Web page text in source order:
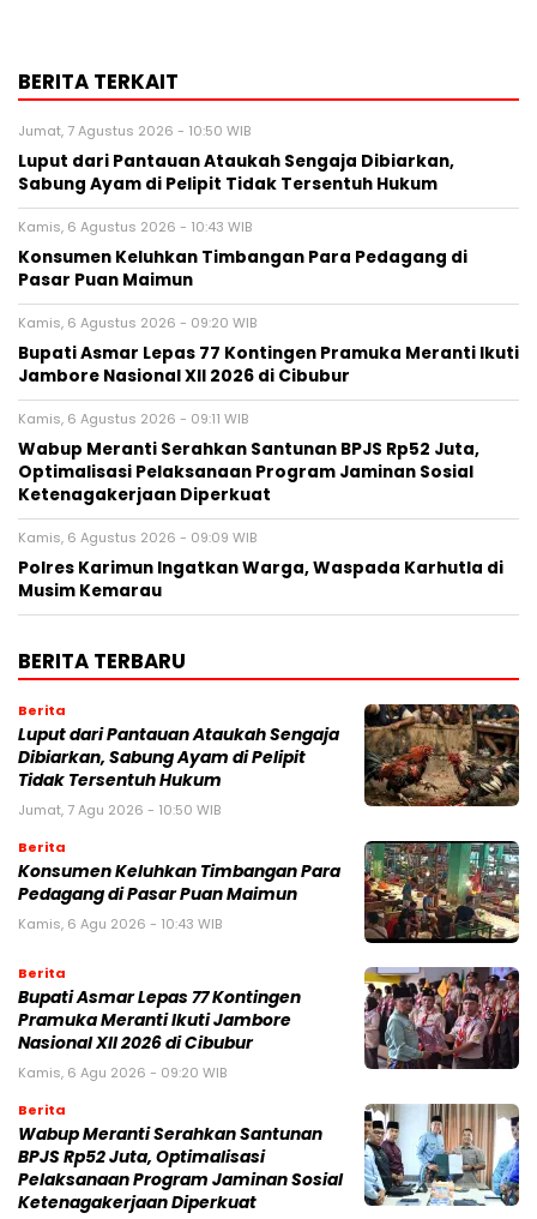
BERITA TERKAIT
Jumat, 7 Agustus 2026 - 10:50 WIB
Luput dari Pantauan Ataukah Sengaja Dibiarkan,
Sabung Ayam di Pelipit Tidak Tersentuh Hukum
Kamis, 6 Agustus 2026 - 10:43 WIB
Konsumen Keluhkan Timbangan Para Pedagang di
Pasar Puan Maimun
Kamis, 6 Agustus 2026 - 09:20 WIB
Bupati Asmar Lepas 77 Kontingen Pramuka Meranti Ikuti
Jambore Nasional XII 2026 di Cibubur
Kamis, 6 Agustus 2026 - 09:11 WIB
Wabup Meranti Serahkan Santunan BPJS Rp52 Juta,
Optimalisasi Pelaksanaan Program Jaminan Sosial
Ketenagakerjaan Diperkuat
Kamis, 6 Agustus 2026 - 09:09 WIB
Polres Karimun Ingatkan Warga, Waspada Karhutla di
Musim Kemarau
BERITA TERBARU
Berita
Luput dari Pantauan Ataukah Sengaja
Dibiarkan, Sabung Ayam di Pelipit
Tidak Tersentuh Hukum
Jumat, 7 Agu 2026 - 10:50 WIB
Berita
Konsumen Keluhkan Timbangan Para
Pedagang di Pasar Puan Maimun
Kamis, 6 Agu 2026 - 10:43 WIB
Berita
Bupati Asmar Lepas 77 Kontingen
Pramuka Meranti Ikuti Jambore
Nasional XII 2026 di Cibubur
Kamis, 6 Agu 2026 - 09:20 WIB
Berita
Wabup Meranti Serahkan Santunan
BPJS Rp52 Juta, Optimalisasi
Pelaksanaan Program Jaminan Sosial
Ketenagakerjaan Diperkuat